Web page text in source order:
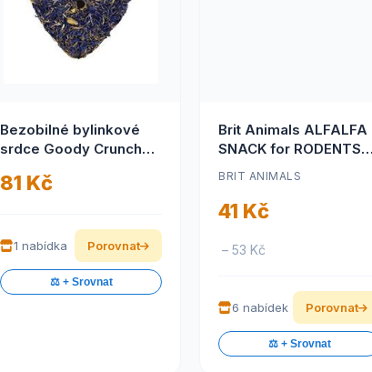
Bezobilné bylinkové
srdce Goody Crunch
81 Kč
1 nabídka Porovnat
⚖️ + Srovnat
Brit Animals ALFALFA
SNACK for RODENTS
100 g
BRIT ANIMALS
41 Kč
– 53 Kč
6 nabídek Porovnat
⚖️ + Srovnat